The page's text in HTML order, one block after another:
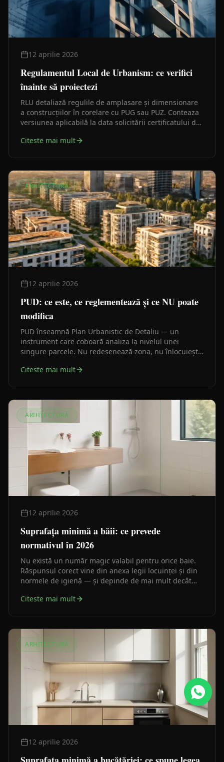
12 aprilie 2026
Regulamentul Local de Urbanism: ce verifici
înainte să proiectezi
RLU detaliază regulile de amplasare și dimensionare
a construcțiilor în corelare cu PUG sau PUZ. Conteaza
versiunea aplicabilă la data solicitării certificatului de
vechi.
Citeste mai mult
ARHITECTURĂ
12 aprilie 2026
PUD: ce este, ce reglementează și ce NU poate
modifica
PUD înseamnă Plan Urbanistic de Detaliu — un
instrument care coboară analiza la nivelul unei
singure parcele. Nu redesenează zona, nu înlocuiește
superior.
Citeste mai mult
ARHITECTURĂ
12 aprilie 2026
Suprafața minimă a băii: ce prevede
normativul în 2026
Nu există un număr magic valabil pentru orice baie.
Răspunsul corect vine din anexa legii locuinței și din
normele de igienă — și depinde de mai mult decât
Citeste mai mult
ARHITECTURĂ
12 aprilie 2026